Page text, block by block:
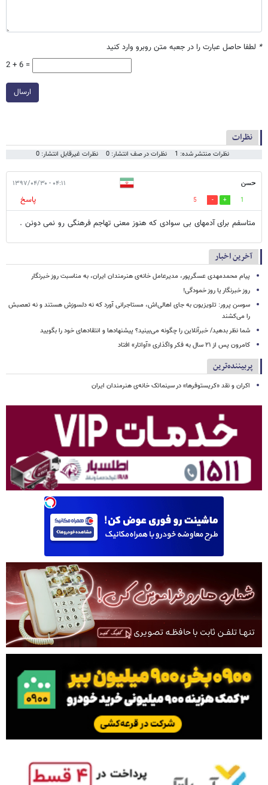
* لطفا حاصل عبارت را در جعبه متن روبرو وارد کنید
2 + 6 =
ارسال
نظرات
نظرات منتشر شده: 1 نظرات در صف انتشار: 0 نظرات غیرقابل انتشار: 0
حسن ۰۴:۱۱ - ۱۳۹۷/۰۴/۳۰
1
5
پاسخ
متاسفم برای آدمهای بی سوادی که هنوز معنی تهاجم فرهنگی رو نمی دونن .
آخرین اخبار
پیام محمدمهدی عسگرپور، مدیرعامل خانه‌ی هنرمندان ایران، به مناسبت روز خبرنگار
روز خبرنگار یا روز خمودگی!
سوسن پرور: تلویزیون به جای اهالی‌اش، مستاجرانی آورد که نه دلسوزش هستند و نه تعصبش
را می‌کشند
شما نظر بدهید/ خبرآنلاین را چگونه می‌بینید؟ پیشنهادها و انتقادهای خود را بگویید
کامرون پس از ۲۱ سال به فکر واگذاری «آواتار» افتاد
پربیننده‌ترین
اکران و نقد «کریستوفرها» در سینماتک خانه‌ی هنرمندان ایران